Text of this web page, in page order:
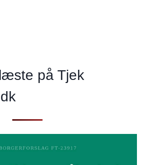
på Tjek